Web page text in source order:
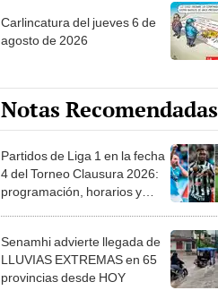
Carlincatura del jueves 6 de
agosto de 2026
Notas Recomendadas
Partidos de Liga 1 en la fecha
4 del Torneo Clausura 2026:
programación, horarios y
Senamhi advierte llegada de
LLUVIAS EXTREMAS en 65
provincias desde HOY